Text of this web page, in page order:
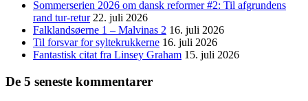
Sommerserien 2026 om dansk reformer #2: Til afgrundens
rand tur-retur 22. juli 2026
Falklandsøerne 1 – Malvinas 2 16. juli 2026
Til forsvar for syltekrukkerne 16. juli 2026
Fantastisk citat fra Linsey Graham 15. juli 2026
De 5 seneste kommentarer